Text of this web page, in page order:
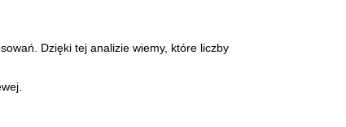
Dzięki tej analizie wiemy, które liczby